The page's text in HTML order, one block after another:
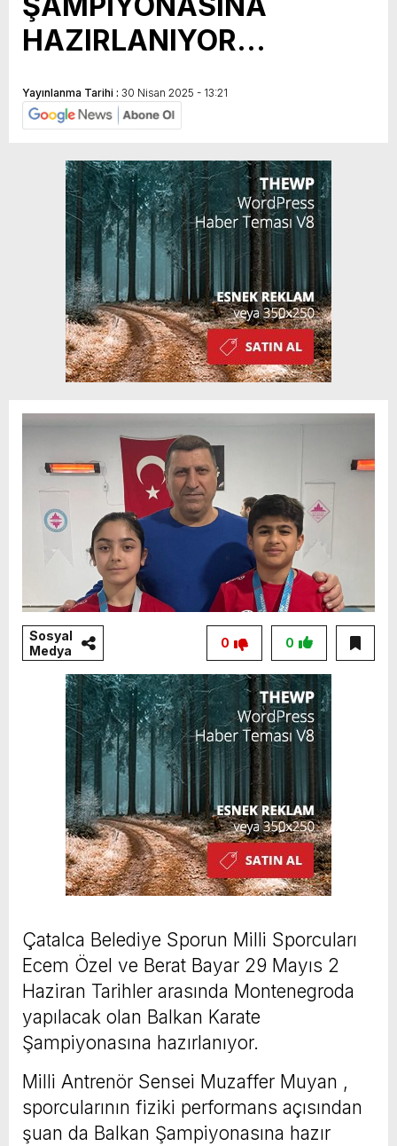
HAZIRLANIYOR…
Yayınlanma Tarihi : 30 Nisan 2025 - 13:21
Sosyal
Medya
0
0
Çatalca Belediye Sporun Milli Sporcuları
Ecem Özel ve Berat Bayar 29 Mayıs 2
Haziran Tarihler arasında Montenegroda
yapılacak olan Balkan Karate
Şampiyonasına hazırlanıyor.
Milli Antrenör Sensei Muzaffer Muyan ,
sporcularının fiziki performans açısından
şuan da Balkan Şampiyonasına hazır